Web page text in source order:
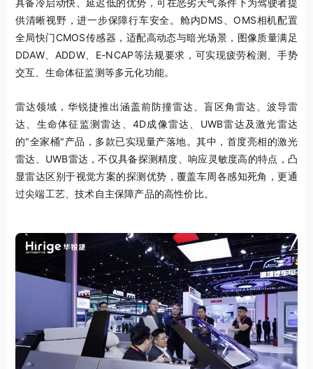
具备冷启动快、延迟低的优势，可在恶劣天气条件下为驾驶者提
供清晰视野，进一步保障行车安全。舱内DMS、OMS相机配置
全局快门CMOS传感器，适配高动态与暗光场景，图像质量满足
DDAW、ADDW、E-NCAP等法规要求，可实现疲劳检测、手势
交互、生命体征监测等多元化功能。
雷达领域，华锐捷推出涵盖前防撞雷达、盲区角雷达、波导雷
达、生命体征监测雷达、4D成像雷达、UWB雷达及激光雷达
的"全家桶"产品，多款已实现量产落地。其中，首度亮相的激光
雷达、UWB雷达，不仅具备探测精度、响应灵敏度高的特点，凸
显雷达区别于视觉方案的探测优势，覆盖车周各感知死角，更通
过尖端工艺、技术自主保障产品的高性价比。